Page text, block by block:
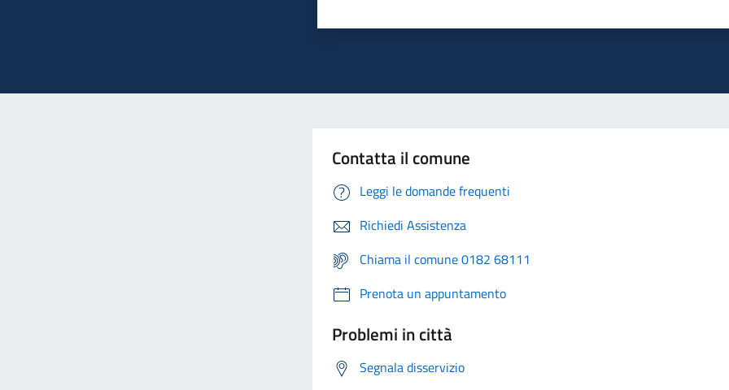
Contatta il comune
Leggi le domande frequenti
Richiedi Assistenza
Chiama il comune 0182 68111
Prenota un appuntamento
Problemi in città
Segnala disservizio